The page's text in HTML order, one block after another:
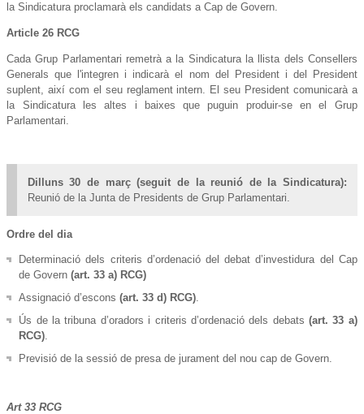
la Sindicatura proclamarà els candidats a Cap de Govern.
Article 26 RCG
Cada Grup Parlamentari remetrà a la Sindicatura la llista dels Consellers
Generals que l'integren i indicarà el nom del President i del President
suplent, així com el seu reglament intern. El seu President comunicarà a
la Sindicatura les altes i baixes que puguin produir-se en el Grup
Parlamentari.
Dilluns 30 de març (seguit de la reunió de la Sindicatura):
Reunió de la Junta de Presidents de Grup Parlamentari.
Ordre del dia
Determinació dels criteris d’ordenació del debat d’investidura del Cap
de Govern(art. 33 a) RCG)
Assignació d’escons(art. 33 d) RCG).
Ús de la tribuna d’oradors i criteris d’ordenació dels debats(art. 33 a)
RCG).
Previsió de la sessió de presa de jurament del nou cap de Govern.
Art 33 RCG